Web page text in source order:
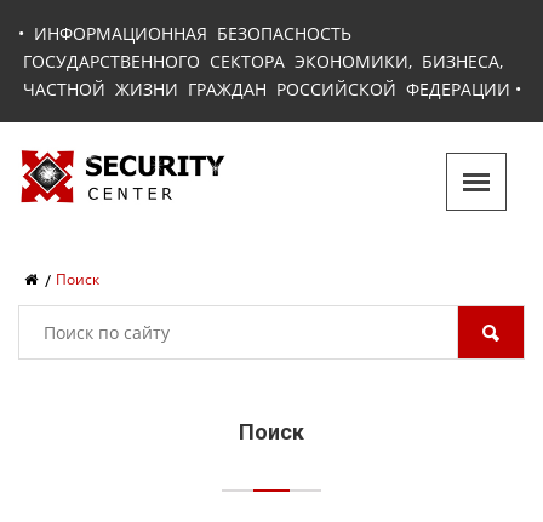
• ИНФОРМАЦИОННАЯ БЕЗОПАСНОСТЬ
ГОСУДАРСТВЕННОГО СЕКТОРА ЭКОНОМИКИ, БИЗНЕСА,
ЧАСТНОЙ ЖИЗНИ ГРАЖДАН РОССИЙСКОЙ ФЕДЕРАЦИИ •
Поиск
Поиск